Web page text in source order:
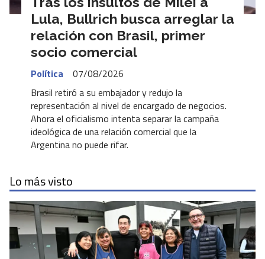
Lula, Bullrich busca arreglar la
relación con Brasil, primer
socio comercial
Política
07/08/2026
Brasil retiró a su embajador y redujo la
representación al nivel de encargado de negocios.
Ahora el oficialismo intenta separar la campaña
ideológica de una relación comercial que la
Argentina no puede rifar.
Lo más visto